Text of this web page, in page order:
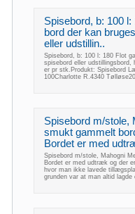
Spisebord, b: 100
bord der kan
eller udstillin..
Spisebord, b: 100 l: 180 Flot
spisebord eller
er pr stk.Produkt: Spisebord
100Charlotte R.4340
Spisebord m/stole,
smukt gammelt
Bordet er med
Spisebord m/stole, Mahogni
Bordet er med udtræk og der
hvor man ikke lavede
grunden var at man altid lagde